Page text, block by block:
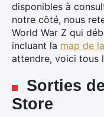
disponibles à
notre côté, nous
World War Z qui
incluant la map de
attendre, voici tous
Sorties
Store